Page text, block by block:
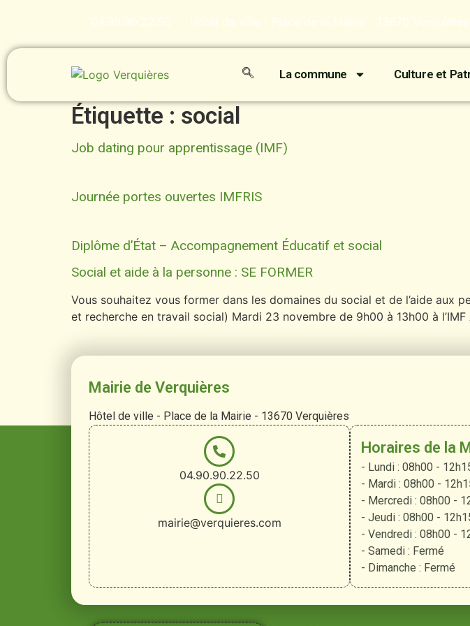
04.90.90.22.50 Hôtel de ville - Place de la Mairie - 13670 Verquières
La commune Culture et
Étiquette : social
Job dating pour apprentissage (IMF)
Journée portes ouvertes IMFRIS
Diplôme d’État – Accompagnement Éducatif et social
Social et aide à la personne : SE FORMER
Vous souhaitez vous former dans les domaines du social et de l’aide
et recherche en travail social) Mardi 23 novembre de 9h00 à 13h00 à l’IMF
Mairie de Verquières
Hôtel de ville - Place de la Mairie - 13670 Verquières
04.90.90.22.50
mairie@verquieres.com
Horaires de la
- Lundi : 08h00 -
- Mardi : 08h00 -
- Mercredi : 08h00 -
- Jeudi : 08h00 -
- Vendredi : 08h00 -
- Samedi : Fermé
- Dimanche : Fermé